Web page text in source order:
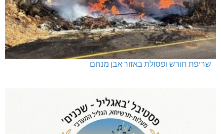
שריפת חורש ופסולת באזור אבן מנחם